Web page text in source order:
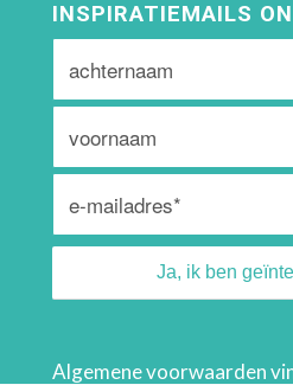
INSPIRATIEMAILS
Algemene voorwaarden